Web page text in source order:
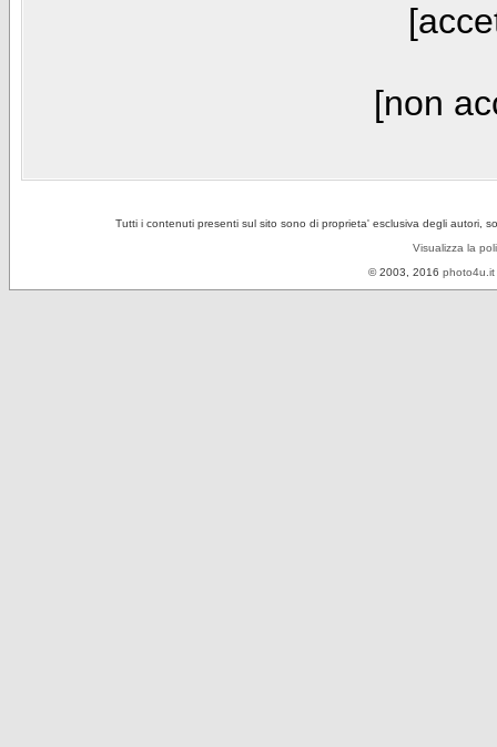
[non
Tutti i contenuti presenti sul sito sono di proprieta' esclusiva degli autori,
Visualizza la
© 2003, 2016 photo4u.it